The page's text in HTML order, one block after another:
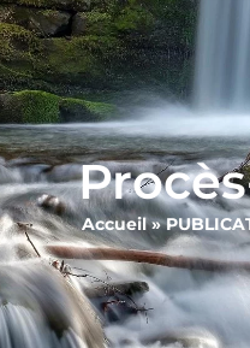
Accueil»